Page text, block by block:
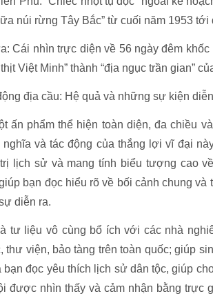
núi rừng Tây Bắc” từ cuối năm 1953 tới
Cái nhìn trực diện về 56 ngày đêm khốc
Việt Minh” thành “địa ngục trần gian”
địa cầu: Hệ quả và những sự kiện
ấn phẩm thể hiện toàn diện, đa chiều
và tác động của thắng lợi vĩ đại
lịch sử và mang tính biểu tượng cao
bạn đọc hiểu rõ về bối cảnh chung và
diễn ra.
tư liệu vô cùng bổ ích với các nhà
thư viện, bảo tàng trên toàn quốc; giúp
đọc yêu thích lịch sử dân tộc, giúp
được nhìn thấy và cảm nhận bằng trực